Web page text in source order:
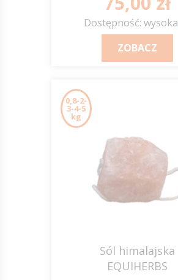
Dostępność: wysoka
ZOBACZ
0,8-2-
3-4-5
kg
Sól himalajska
EQUIHERBS